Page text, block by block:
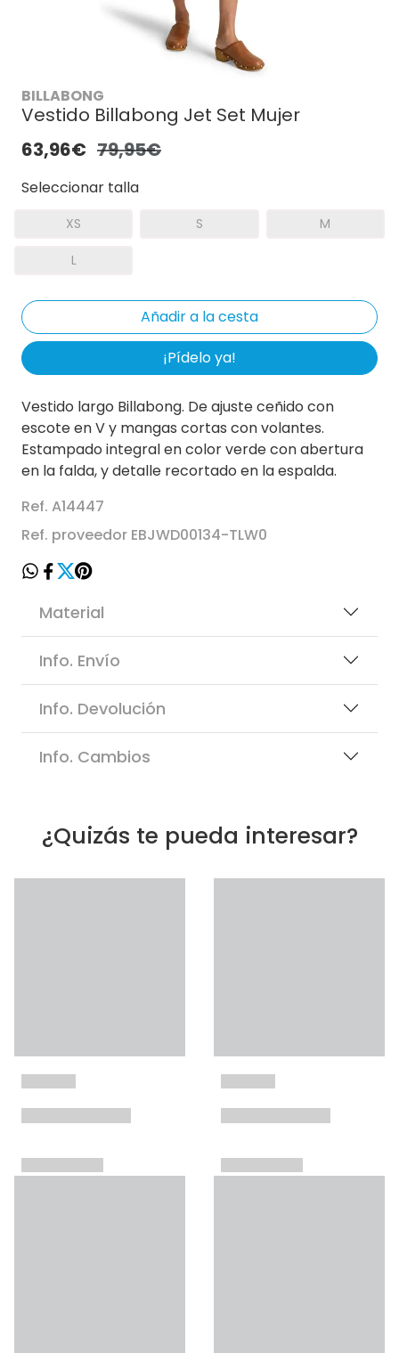
BILLABONG
Vestido Billabong Jet Set Mujer
63,96€ 79,95€
Seleccionar talla
XS S M
L
¡Pídelo ya!
Vestido largo Billabong. De ajuste ceñido con
escote en V y mangas cortas con volantes.
Estampado integral en color verde con abertura
en la falda, y detalle recortado en la espalda.
Ref. A14447
Ref. proveedor EBJWD00134-TLW0
Material
Info. Envío
Info. Devolución
Info. Cambios
¿Quizás te pueda interesar?